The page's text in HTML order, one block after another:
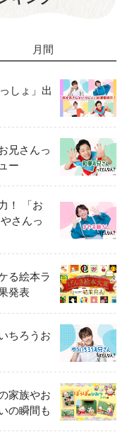
月間
しょ」出
兄さんっ
ー
！ 「お
さんっ
る絵本ラ
発表
ちろうお
家族やお
の瞬間も